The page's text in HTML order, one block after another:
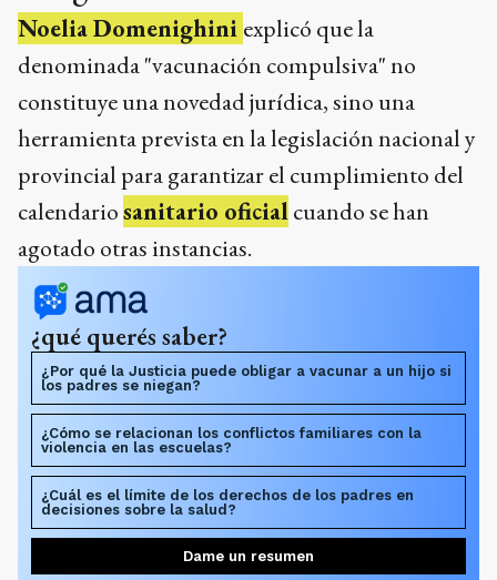
Noelia Domenighini explicó que la
denominada "vacunación compulsiva" no
constituye una novedad jurídica, sino una
herramienta prevista en la legislación nacional y
provincial para garantizar el cumplimiento del
calendariosanitario oficialcuando se han
agotado otras instancias.
¿qué querés saber?
¿Por qué la Justicia puede obligar a vacunar a un hijo si
los padres se niegan?
¿Cómo se relacionan los conflictos familiares con la
violencia en las escuelas?
¿Cuál es el límite de los derechos de los padres en
decisiones sobre la salud?
Dame un resumen